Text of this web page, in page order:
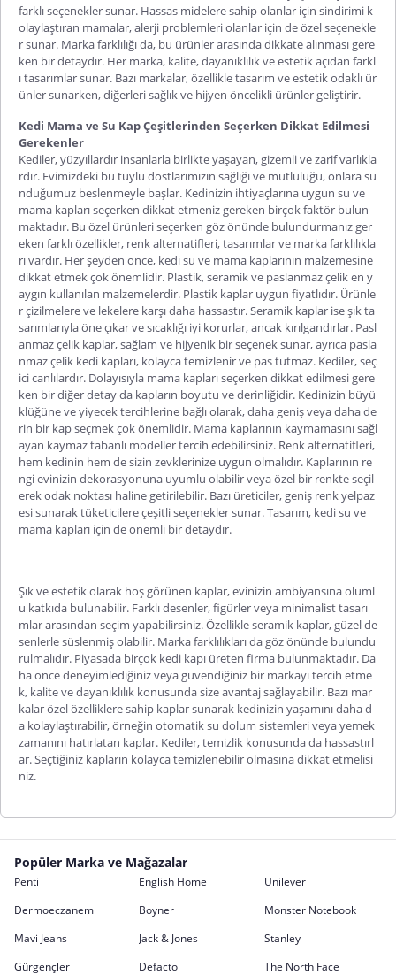
farklı seçenekler sunar. Hassas midelere sahip olanlar için sindirimi k
olaylaştıran mamalar, alerji problemleri olanlar için de özel seçenekle
r sunar. Marka farklılığı da, bu ürünler arasında dikkate alınması gere
ken bir detaydır. Her marka, kalite, dayanıklılık ve estetik açıdan farkl
ı tasarımlar sunar. Bazı markalar, özellikle tasarım ve estetik odaklı ür
ünler sunarken, diğerleri sağlık ve hijyen öncelikli ürünler geliştirir.
Kedi Mama ve Su Kap Çeşitlerinden Seçerken Dikkat Edilmesi
Gerekenler
Kediler, yüzyıllardır insanlarla birlikte yaşayan, gizemli ve zarif varlıkla
rdır. Evimizdeki bu tüylü dostlarımızın sağlığı ve mutluluğu, onlara su
nduğumuz beslenmeyle başlar. Kedinizin ihtiyaçlarına uygun su ve
mama kapları seçerken dikkat etmeniz gereken birçok faktör bulun
maktadır. Bu özel ürünleri seçerken göz önünde bulundurmanız ger
eken farklı özellikler, renk alternatifleri, tasarımlar ve marka farklılıkla
rı vardır. Her şeyden önce, kedi su ve mama kaplarının malzemesine
dikkat etmek çok önemlidir. Plastik, seramik ve paslanmaz çelik en y
aygın kullanılan malzemelerdir. Plastik kaplar uygun fiyatlıdır. Ürünle
r çizilmelere ve lekelere karşı daha hassastır. Seramik kaplar ise şık ta
sarımlarıyla öne çıkar ve sıcaklığı iyi korurlar, ancak kırılgandırlar. Pasl
anmaz çelik kaplar, sağlam ve hijyenik bir seçenek sunar, ayrıca pasla
nmaz çelik kedi kapları, kolayca temizlenir ve pas tutmaz. Kediler, seç
ici canlılardır. Dolayısıyla mama kapları seçerken dikkat edilmesi gere
ken bir diğer detay da kapların boyutu ve derinliğidir. Kedinizin büyü
klüğüne ve yiyecek tercihlerine bağlı olarak, daha geniş veya daha de
rin bir kap seçmek çok önemlidir. Mama kaplarının kaymamasını sağl
ayan kaymaz tabanlı modeller tercih edebilirsiniz. Renk alternatifleri,
hem kedinin hem de sizin zevklerinize uygun olmalıdır. Kaplarının re
ngi evinizin dekorasyonuna uyumlu olabilir veya özel bir renkte seçil
erek odak noktası haline getirilebilir. Bazı üreticiler, geniş renk yelpaz
esi sunarak tüketicilere çeşitli seçenekler sunar. Tasarım, kedi su ve
mama kapları için de önemli bir detaydır.
Şık ve estetik olarak hoş görünen kaplar, evinizin ambiyansına oluml
u katkıda bulunabilir. Farklı desenler, figürler veya minimalist tasarı
mlar arasından seçim yapabilirsiniz. Özellikle seramik kaplar, güzel de
senlerle süslenmiş olabilir. Marka farklılıkları da göz önünde bulundu
rulmalıdır. Piyasada birçok kedi kapı üreten firma bulunmaktadır. Da
ha önce deneyimlediğiniz veya güvendiğiniz bir markayı tercih etme
k, kalite ve dayanıklılık konusunda size avantaj sağlayabilir. Bazı mar
kalar özel özelliklere sahip kaplar sunarak kedinizin yaşamını daha d
a kolaylaştırabilir, örneğin otomatik su dolum sistemleri veya yemek
zamanını hatırlatan kaplar. Kediler, temizlik konusunda da hassastırl
ar. Seçtiğiniz kapların kolayca temizlenebilir olmasına dikkat etmelisi
niz.
Popüler Marka ve Mağazalar
Penti English Home
Unilever
Dermoeczanem
Boyner
Monster Notebook
Mavi Jeans
Jack & Jones
Stanley
Gürgençler
Defacto
The North Face